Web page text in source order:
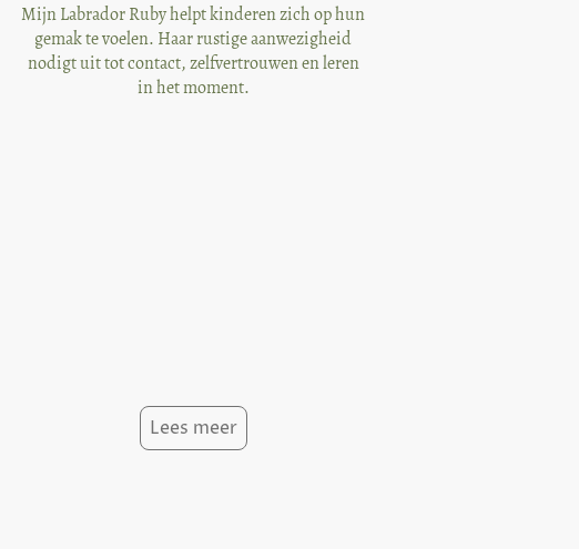
Mijn Labrador Ruby helpt kinderen zich op hun
gemak te voelen. Haar rustige aanwezigheid
nodigt uit tot contact, zelfvertrouwen en leren
in het moment.
Lees meer